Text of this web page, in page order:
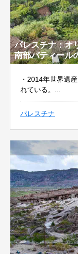
パレスチナ：オ
南部バティール
・2014年世界遺
れている。...
パレスチナ